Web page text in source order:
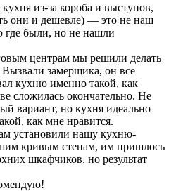
из-за короба и выступов,
они и дешевле) — это не наш
были, но не нашли
центрам мы решили делать
замерщика, он все
кухню именно такой, как
сложилась окончательно. Не
вариант, но кухня идеально
как мне нравится.
установили нашу кухню-
кривым стенам, им пришлось
шкафчиков, но результат